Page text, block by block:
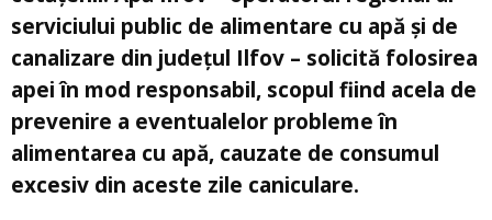
serviciului public de alimentare cu apă și de
canalizare din județul Ilfov – solicită folosirea
apei în mod responsabil, scopul fiind acela de
prevenire a eventualelor probleme în
alimentarea cu apă, cauzate de consumul
excesiv din aceste zile caniculare.